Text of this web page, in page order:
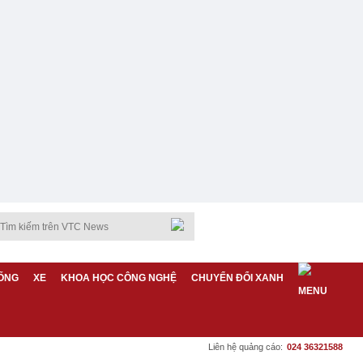
XE KHOA HỌC CÔNG NGHỆ CHUYỂN ĐỔI XANH
Liên hệ quảng cáo: 024 36321588